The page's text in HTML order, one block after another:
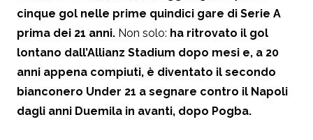
cinque gol nelle prime quindici gare di Serie A
prima dei 21 anni. Non solo: ha ritrovato il gol
lontano dall’Allianz Stadium dopo mesi e, a 20
anni appena compiuti, è diventato il secondo
bianconero Under 21 a segnare contro il Napoli
dagli anni Duemila in avanti, dopo Pogba.